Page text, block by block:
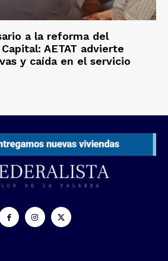
a la reforma del
AETAT advierte
y caída en el servicio